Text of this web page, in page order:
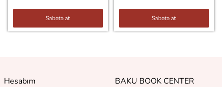
Səbətə at Səbətə at
Hesabım
BAKU BOOK CENTER